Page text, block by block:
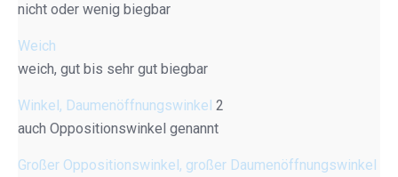
nicht oder wenig biegbar
Weich
weich, gut bis sehr gut biegbar
Winkel, Daumenöffnungswinkel 2
auch Oppositionswinkel genannt
Großer Oppositionswinkel, großer Daumenöffnungswinkel